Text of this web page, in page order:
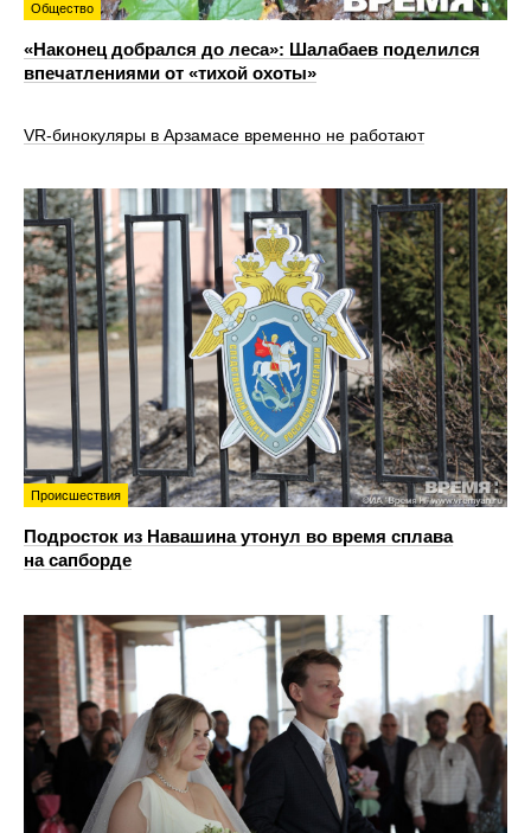
Общество
«Наконец добрался до леса»: Шалабаев поделился
впечатлениями от «тихой охоты»
VR‑бинокуляры в Арзамасе временно не работают
Происшествия
Подросток из Навашина утонул во время сплава
на сапборде